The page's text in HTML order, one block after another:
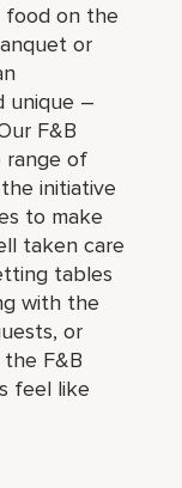
food on the
or
unique –
F&B
range of
initiative
to make
taken care
tables
with the
or
F&B
feel like